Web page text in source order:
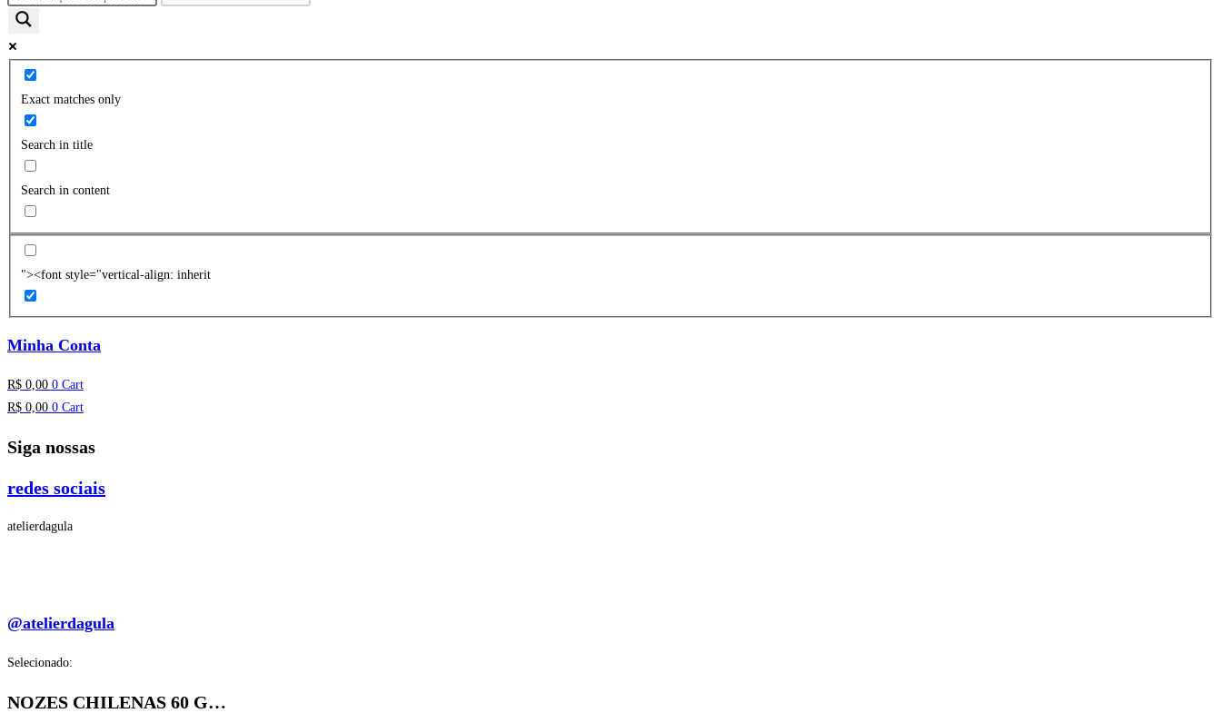
Exact matches only
Search in title
Search in content
"><font style="vertical-align: inherit
Minha Conta
R$ 0,00 0 Cart
R$ 0,00 0 Cart
Siga nossas
redes sociais
atelierdagula
@atelierdagula
Selecionado:
NOZES CHILENAS 60 G…